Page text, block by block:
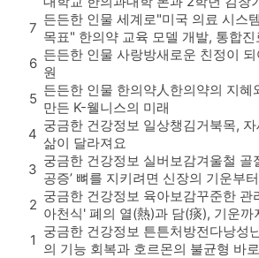
7
든든한 인물 세계로"미국 의료 시스
목표" 한의약 교육 모델 개발, 통합진
6
든든한 인물 사랑방새로운 친정이
원
5
든든한 인물 한의약人한의약의 지혜
만든 K-웰니스의 미래
4
궁금한 건강정보 일상챙김거북목,
삶이 달라져요
3
궁금한 건강정보 실버보감겨울철 골
공증’ 뼈를 지키려면 신장의 기운부
2
궁금한 건강정보 육아보감꾸준한 관
아천식' 폐의 열(熱)과 담(痰), 기운까
1
궁금한 건강정보 튼튼처방전다낭성
의 기능 회복과 호르몬의 불균형 바